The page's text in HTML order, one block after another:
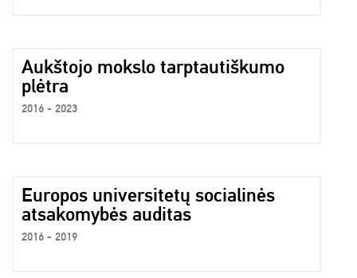
Aukštojo mokslo tarptautiškumo
plėtra
2016 - 2023
Europos universitetų socialinės
atsakomybės auditas
2016 - 2019